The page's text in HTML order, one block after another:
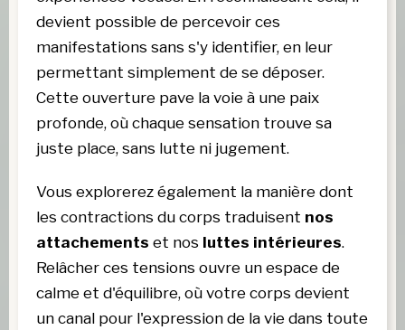
devient possible de percevoir ces
manifestations sans s'y identifier, en leur
permettant simplement de se déposer.
Cette ouverture pave la voie à une paix
profonde, où chaque sensation trouve sa
juste place, sans lutte ni jugement.
Vous explorerez également la manière dont
les contractions du corps traduisent nos
attachements et nos luttes intérieures.
Relâcher ces tensions ouvre un espace de
calme et d'équilibre, où votre corps devient
un canal pour l'expression de la vie dans toute